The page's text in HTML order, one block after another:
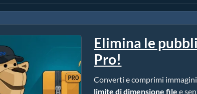
Elimina le
Pro!
Converti e comprimi
limite di dimensione file e